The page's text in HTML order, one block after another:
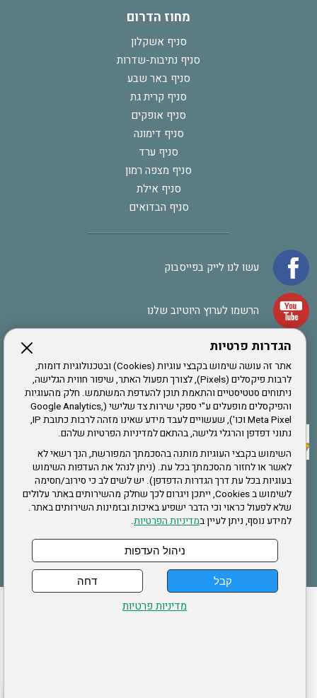
הגדרות פרטיות
אתר זה עושה שימוש בקבצי עוגיות (Cookies) ובטכנולוגיות דומות,
לרבות פיקסלים (Pixels), לצורך תפעול האתר, שיפור חווית הגלישה,
ניתוחים סטטיסטיים והתאמת תוכן להעדפת המשתמש. חלק מהעוגיות
והפיקסלים מופעלים ע"י ספקי שירות צד שלישי (Google Analytics,
Meta Pixel וכו'), שעשויים לעבד מידע שאינו מזהה לרבות כתובת IP,
נתוני דפדפן והרגלי גלישה, בהתאם למדיניות הפרטיות שלהם.
השימוש בקבצי העוגיות מותנה בהסכמתך המפורשת, הנך רשאי לא
לאשר או לחזור מהסכמתך בכל עת. (ניתן לנהל את העדפות השימוש
בעוגיות בכל עת דרך הגדרות הדפדפן). יש לשים לב כי סירוב/חסימה
לשימוש ב Cookies, ייתכן ויגרום לכך שחלק מהשירותים באתר עלולים
שלא לפעול כראוי וכי הדבר ישפיע באיכות ובזמינות השירותים באתר.
למידע נוסף, ניתן לעיין במדיניות הפרטיות.
קבל דחה
ניהול העדפות
מדיניות פרטיות
מחוז הדרום
סניף אשקלון
סניף נתיבות-שדרות
סניף באר שבע
סניף קרית גת
סניף אופקים
סניף דימונה
סניף ערד
סניף מצפה רמון
סניף אילת
סניף הבדואים
עשו לנו לייק בפייסבוק
הרשמו לערוץ היוטיוב שלנו
אתר צה"ל
תקנון האתר
שירותים
תעסוקה
בריאות
הצהרת נגישות לעדכון פרטים אישיים